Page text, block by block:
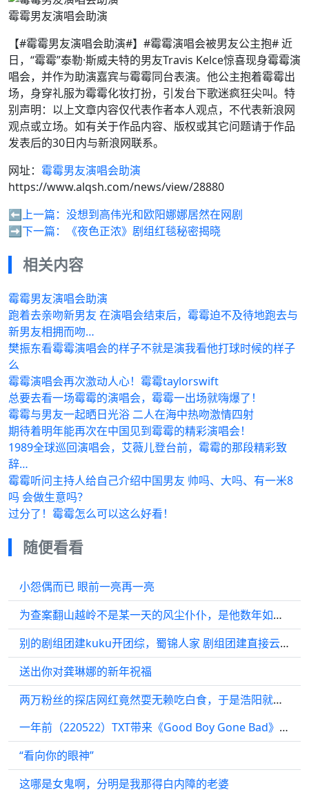
霉霉男友演唱会助演
【#霉霉男友演唱会助演#】#霉霉演唱会被男友公主抱# 近
日，“霉霉”泰勒·斯威夫特的男友Travis Kelce惊喜现身霉霉演
唱会，并作为助演嘉宾与霉霉同台表演。他公主抱着霉霉出
场，身穿礼服为霉霉化妆打扮，引发台下歌迷疯狂尖叫。特
别声明：以上文章内容仅代表作者本人观点，不代表新浪网
观点或立场。如有关于作品内容、版权或其它问题请于作品
发表后的30日内与新浪网联系。
网址： 霉霉男友演唱会助演
https://www.alqsh.com/news/view/28880
⬅️上一篇： 没想到高伟光和欧阳娜娜居然在网剧
➡️下一篇：
《夜色正浓》剧组红毯秘密揭晓
相关内容
霉霉男友演唱会助演
跑着去亲吻新男友 在演唱会结束后，霉霉迫不及待地跑去与
新男友相拥而吻…
樊振东看霉霉演唱会的样子不就是演我看他打球时候的样子
么
霉霉演唱会再次激动人心！霉霉taylorswift
总要去看一场霉霉的演唱会，霉霉一出场就嗨爆了！
霉霉与男友一起晒日光浴 二人在海中热吻激情四射
期待着明年能再次在中国见到霉霉的精彩演唱会！
1989全球巡回演唱会，艾薇儿登台前，霉霉的那段精彩致
辞…
霉霉听问主持人给自己介绍中国男友 帅吗、大吗、有一米8
吗 会做生意吗？
过分了！霉霉怎么可以这么好看！
随便看看
小怨偶而已 眼前一亮再一亮
为查案翻山越岭不是某一天的风尘仆仆，是他数年如一日的日常
别的剧组团建kuku开团综，蜀锦人家 剧组团建直接云吃席？
送出你对龚琳娜的新年祝福
两万粉丝的探店网红竟然耍无赖吃白食，于是浩阳就教了雨婷对付她的办法
一年前（220522）TXT带来《Good Boy Gone Bad》现场舞台
“看向你的眼神”
这哪是女鬼啊，分明是我那得白内障的老婆